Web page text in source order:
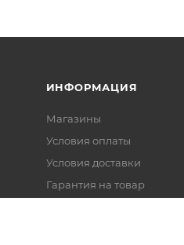
ИНФОРМАЦИЯ
Магазины
Условия оплаты
Условия доставки
Гарантия на товар